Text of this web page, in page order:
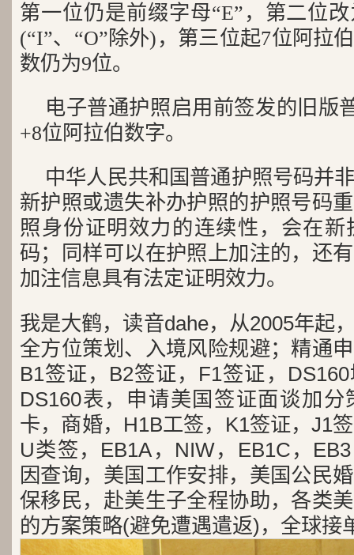
第一位仍是前缀字母“E”，第二位
(“I”、“O”除外)，第三位起7位阿拉
数仍为9位。
电子普通护照启用前签发的旧版
+8位阿拉伯数字。
中华人民共和国普通护照号码并
新护照或遗失补办护照的护照号码
照身份证明效力的连续性，会在
码；同样可以在护照上加注的，还
加注信息具有法定证明效力。
我是大鹤，读音dahe，从2005年起
全方位策划、入境风险规避；精通
B1签证，B2签证，F1签证，
DS160表，申请美国签证面谈加
卡，商婚，H1B工签，K1签证，J1
U类签，EB1A，NIW，EB1C，
因查询，美国工作安排，美国公民
保移民，赴美生子全程协助，各类
的方案策略(避免遭遇遣返)，全球接